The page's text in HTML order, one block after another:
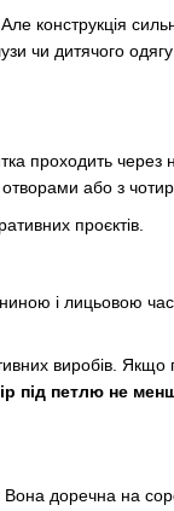
конструкція
чи дитячого одягу
проходить
або з
проєктів.
і лицьовою
виробів.
під петлю не
доречна на